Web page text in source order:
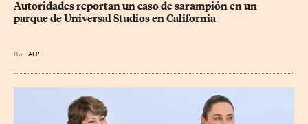
Autoridades reportan un caso de sarampión en un
parque de Universal Studios en California
Por AFP